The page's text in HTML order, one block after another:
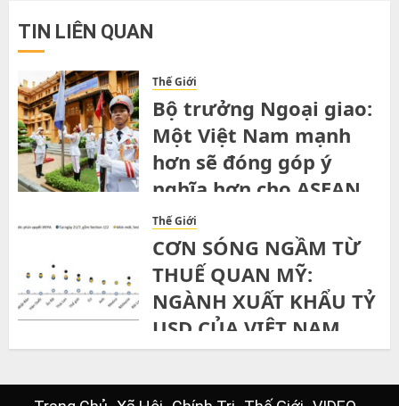
TIN LIÊN QUAN
Thế Giới
Bộ trưởng Ngoại giao:
Một Việt Nam mạnh
hơn sẽ đóng góp ý
nghĩa hơn cho ASEAN
SATURDAY, 1ST AUGUST, 2026
Thế Giới
CƠN SÓNG NGẦM TỪ
THUẾ QUAN MỸ:
NGÀNH XUẤT KHẨU TỶ
USD CỦA VIỆT NAM
ĐỨNG TRƯỚC NGÃ RẼ”